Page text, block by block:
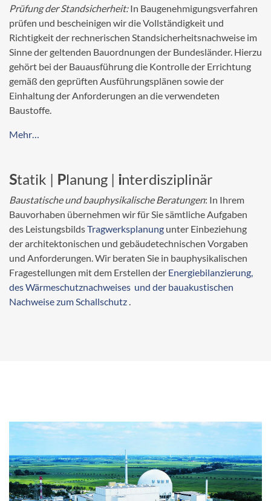
Prüfung der Standsicherheit:In Baugenehmigungsverfahren
prüfen und bescheinigen wir die Vollständigkeit und
Richtigkeit der rechnerischen Standsicherheitsnachweise im
Sinne der geltenden Bauordnungen der Bundesländer. Hierzu
gehört bei der Bauausführung die Kontrolle der Errichtung
gemäß den geprüften Ausführungsplänen sowie der
Einhaltung der Anforderungen an die verwendeten
Baustoffe.
Mehr…
Statik | Planung | interdisziplinär
Baustatische und bauphysikalische Beratungen: In Ihrem
Bauvorhaben übernehmen wir für Sie sämtliche Aufgaben
des LeistungsbildsTragwerksplanung unter Einbeziehung
der architektonischen und gebäudetechnischen Vorgaben
und Anforderungen. Wir beraten Sie in bauphysikalischen
Fragestellungen mit dem Erstellen der Energiebilanzierung,
des Wärmeschutznachweises und der bauakustischen
Nachweise zum Schallschutz .